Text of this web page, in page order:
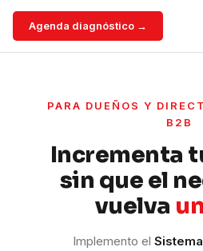
Agenda diagnóstico →
PARA DUEÑOS Y
B2B
Incrementa
sin que el
vuelva
Implemento el